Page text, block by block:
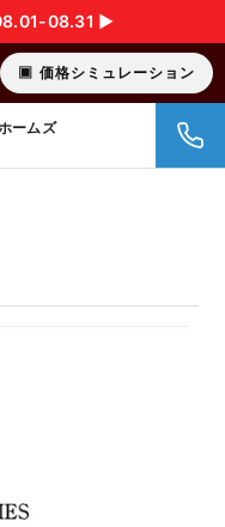
08.31 ▶︎
価格シミュレーション
ームズ